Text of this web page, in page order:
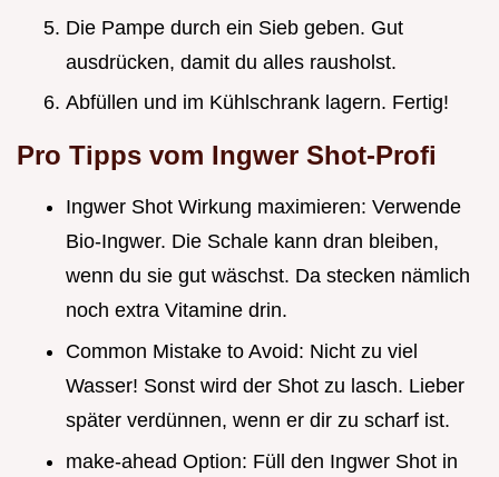
Die Pampe durch ein Sieb geben. Gut
ausdrücken, damit du alles rausholst.
Abfüllen und im Kühlschrank lagern. Fertig!
Pro Tipps vom Ingwer Shot-Profi
Ingwer Shot Wirkung maximieren: Verwende
Bio-Ingwer. Die Schale kann dran bleiben,
wenn du sie gut wäschst. Da stecken nämlich
noch extra Vitamine drin.
Common Mistake to Avoid: Nicht zu viel
Wasser! Sonst wird der Shot zu lasch. Lieber
später verdünnen, wenn er dir zu scharf ist.
make-ahead Option: Füll den Ingwer Shot in